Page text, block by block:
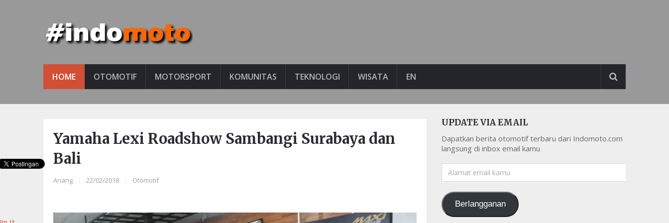
HOME OTOMOTIF MOTORSPORT KOMUNITAS TEKNOLOGI WISATA EN
Yamaha Lexi Roadshow Sambangi Surabaya dan
Bali
Anang 22/02/2018 Otomotif
UPDATE VIA EMAIL
Dapatkan berita otomotif terbaru dari Indomoto.com
langsung di inbox email kamu
Alamat
email
Berlangganan